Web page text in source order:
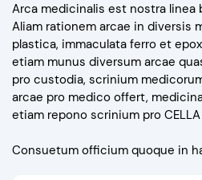
Arca medicinalis est nostra
Aliam rationem arcae in diversis
plastica, immaculata ferro et
etiam munus diversum arcae
pro custodia, scrinium
arcae pro medico offert,
etiam repono scrinium pro CELLA
Consuetum officium quoque in